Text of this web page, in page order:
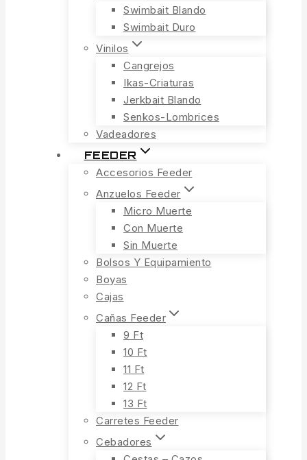
Swimbait Blando
Swimbait Duro
Vinilos
Cangrejos
Ikas-Criaturas
Jerkbait Blando
Senkos-Lombrices
Vadeadores
FEEDER
Accesorios Feeder
Anzuelos Feeder
Micro Muerte
Con Muerte
Sin Muerte
Bolsos Y Equipamiento
Boyas
Cajas
Cañas Feeder
9 Ft
10 Ft
11 Ft
12 Ft
13 Ft
Carretes Feeder
Cebadores